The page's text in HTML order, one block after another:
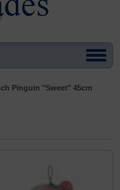
Pinguin "Sweet" 45cm